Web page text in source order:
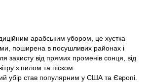
арабським убором, це хустка
поширена в посушливих районах і
захисту від прямих променів сонця, від
з пилом та піском.
убір став популярним у США та Європі.